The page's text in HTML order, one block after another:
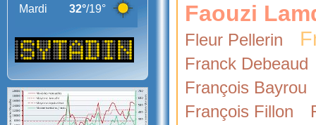
Faouzi
Fleur Pellerin
Franck Debeaud
François Bayrou
François Fillon